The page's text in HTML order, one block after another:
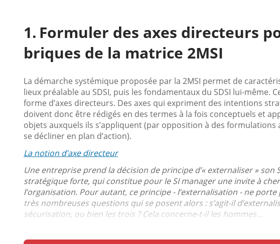
Formuler des axes directeurs
briques de la matrice 2MSI
La démarche systémique proposée par la 2MSI permet de
lieux préalable au SDSI, puis les fondamentaux du SDSI lui-même.
forme d’axes directeurs. Des axes qui expriment des intentions
doivent donc être rédigés en des termes à la fois conceptuels et
objets auxquels ils s’appliquent (par opposition à des
se décliner en plan d’action).
La notion d’axe directeur
Une entreprise prend la décision de principe d’« externaliser »
stratégique forte, qui constitue pour le SI manager une invite à
l’organisation. Pour autant, ce principe - l’externalisation - ne
très nombreuses questions qui se posent alors : s’agit-il
sécurisation, ou bien les trois ? Cela concerne-t-il les hommes...